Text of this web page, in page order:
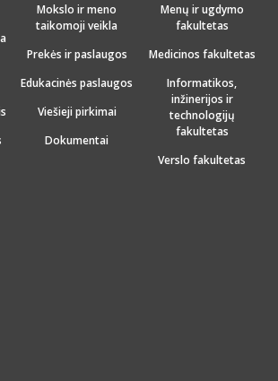
Mokslo ir meno
taikomoji veikla
Prekės ir paslaugos
Edukacinės paslaugos
Viešieji pirkimai
Dokumentai
Menų ir ugdymo
fakultetas
Medicinos fakultetas
Informatikos,
inžinerijos ir
technologijų
fakultetas
Verslo fakultetas